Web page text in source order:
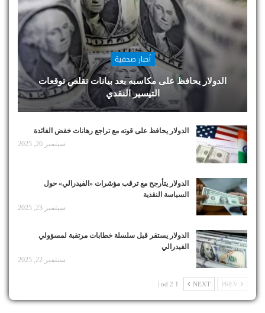
أخبار صحفية
الدولار يحافظ على مكاسبه بعد بيانات تقلص توقعات
التيسير النقدي
الدولار يحافظ على قوته مع تراجع رهانات خفض الفائدة
سبتمبر 26, 2025
الدولار يتأرجح مع ترقب مؤشرات «الفيدرالي» حول
السياسة النقدية
سبتمبر 23, 2025
الدولار يستقر قبل سلسلة خطابات مرتقبة لمسؤولي
الفيدرالي
سبتمبر 22, 2025
NEXT
1 od 2 |